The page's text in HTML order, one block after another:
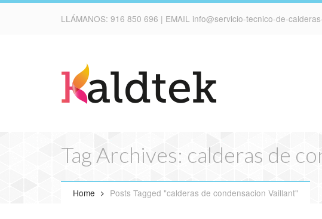
LLÁMANOS: 916 850 696 | EMAIL info@servicio-tecnico-de-
Tag Archives: calderas de
Home Posts Tagged "calderas de condensacion Vaillant"